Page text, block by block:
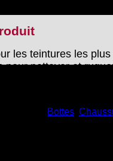
nubuck et daim
les teintures les
pour nettoyer et
boîte pliante
: Bottes
: